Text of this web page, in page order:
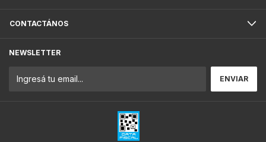
CONTACTÁNOS
NEWSLETTER